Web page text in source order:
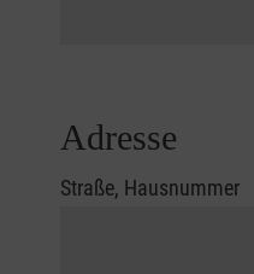
Adresse
Straße, Hausnummer